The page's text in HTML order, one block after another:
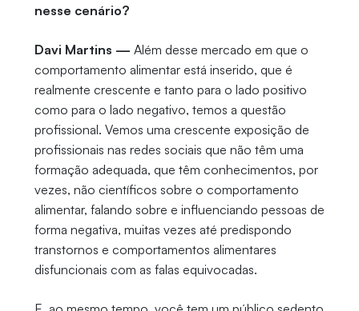
nesse cenário?
Davi Martins — Além desse mercado em que o
comportamento alimentar está inserido, que é
realmente crescente e tanto para o lado positivo
como para o lado negativo, temos a questão
profissional. Vemos uma crescente exposição de
profissionais nas redes sociais que não têm uma
formação adequada, que têm conhecimentos, por
vezes, não científicos sobre o comportamento
alimentar, falando sobre e influenciando pessoas de
forma negativa, muitas vezes até predispondo
transtornos e comportamentos alimentares
disfuncionais com as falas equivocadas.